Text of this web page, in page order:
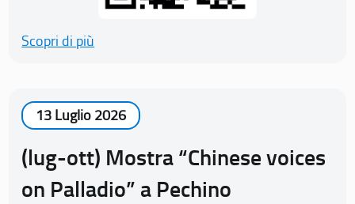
Scopri di più
13 Luglio 2026
(lug-ott) Mostra “Chinese voices
on Palladio” a Pechino